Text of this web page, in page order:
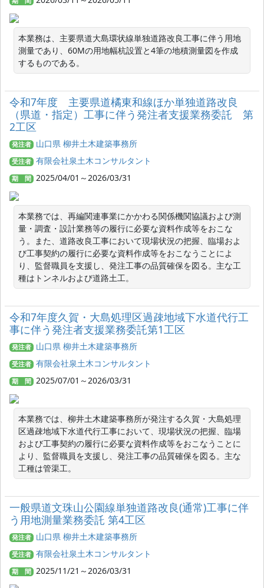
本業務は、主要県道大島環状線単独道路改良工事に伴う用地
測量であり、60Mの用地幅杭設置と4筆の地積測量図を作成
するものである。
令和7年度 主要県道橘東和線ほか単独道路改良
（県道・指定）工事に伴う発注者支援業務委託 第
2工区
発注者 山口県 柳井土木建築事務所
受注者 有限会社泉土木コンサルタント
期 間 2025/04/01～2026/03/31
本業務では、再編関連事業にかかわる関係機関協議および測
量・調査・設計業務等の履行に必要な資料作成等をおこな
う。また、道路改良工事において現場状況の把握、臨場およ
び工事契約の履行に必要な資料作成等をおこなうことによ
り、監督職員を支援し、発注工事の品質確保を図る。主な工
種はトンネルおよび道路土工。
令和7年度久賀・大島処理区過疎地域下水道代行工
事に伴う発注者支援業務委託第1工区
発注者 山口県 柳井土木建築事務所
受注者 有限会社泉土木コンサルタント
期 間 2025/07/01～2026/03/31
本業務では、柳井土木建築事務所が発注する久賀・大島処理
区過疎地域下水道代行工事において、現場状況の把握、臨場
および工事契約の履行に必要な資料作成等をおこなうことに
より、監督職員を支援し、発注工事の品質確保を図る。主な
工種は管渠工。
一般県道文珠山公園線単独道路改良(通常)工事に伴
う用地測量業務委託 第4工区
発注者 山口県 柳井土木建築事務所
受注者 有限会社泉土木コンサルタント
期 間 2025/11/21～2026/03/31